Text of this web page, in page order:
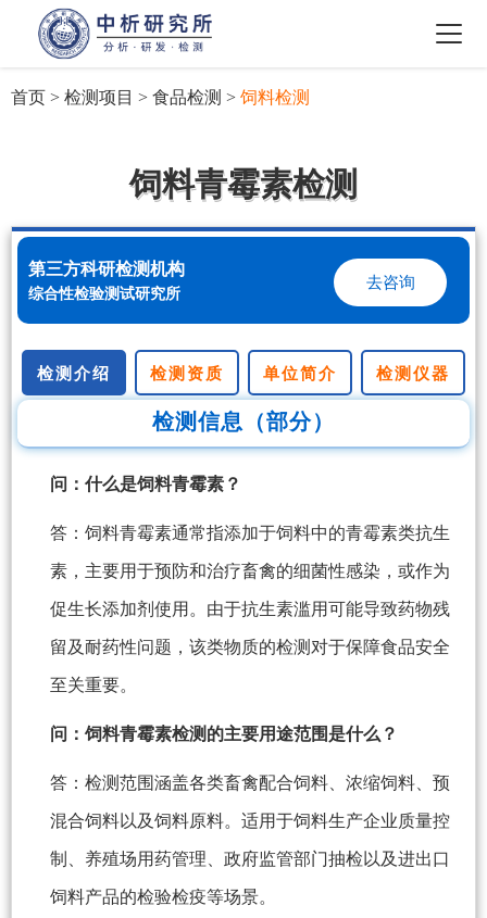
首页 > 检测项目 > 食品检测 > 饲料检测
饲料青霉素检测
第三方科研检测机构
综合性检验测试研究所
去咨询
检测介绍 检测资质 单位简介 检测仪器
检测信息（部分）
问：什么是饲料青霉素？
答：饲料青霉素通常指添加于饲料中的青霉素类抗生
素，主要用于预防和治疗畜禽的细菌性感染，或作为
促生长添加剂使用。由于抗生素滥用可能导致药物残
留及耐药性问题，该类物质的检测对于保障食品安全
至关重要。
问：饲料青霉素检测的主要用途范围是什么？
答：检测范围涵盖各类畜禽配合饲料、浓缩饲料、预
混合饲料以及饲料原料。适用于饲料生产企业质量控
制、养殖场用药管理、政府监管部门抽检以及进出口
饲料产品的检验检疫等场景。